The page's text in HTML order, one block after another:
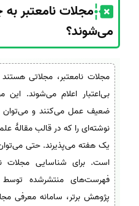
مجلات نامعتبر
می‌شوند؟
مجلات نامعتبر، مجلاتی
بی‌اعتبار اعلام می‌شوند. این
ضعیف عمل می‌کنند و می‌توان
نوشته‌ای را که در قالب مقالۀ
یک هفته می‌پذیرند. حتی
است. برای شناسایی مجلات
فهرست‌های منتشرشده
پژوهش برتر، سامانه معرفی